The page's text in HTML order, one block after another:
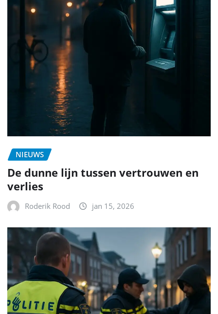
NIEUWS
De dunne lijn tussen vertrouwen en
verlies
Roderik Rood jan 15, 2026